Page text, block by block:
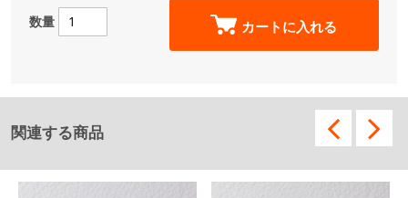
数量 カートに入れる
関連する商品